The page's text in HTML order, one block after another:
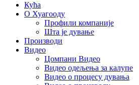
Кућа
О Хуагооду
Профили компаније
Шта је дување
Производи
Видео
Цомпани Видео
Видео одељења за калупе
Видео о процесу дувања